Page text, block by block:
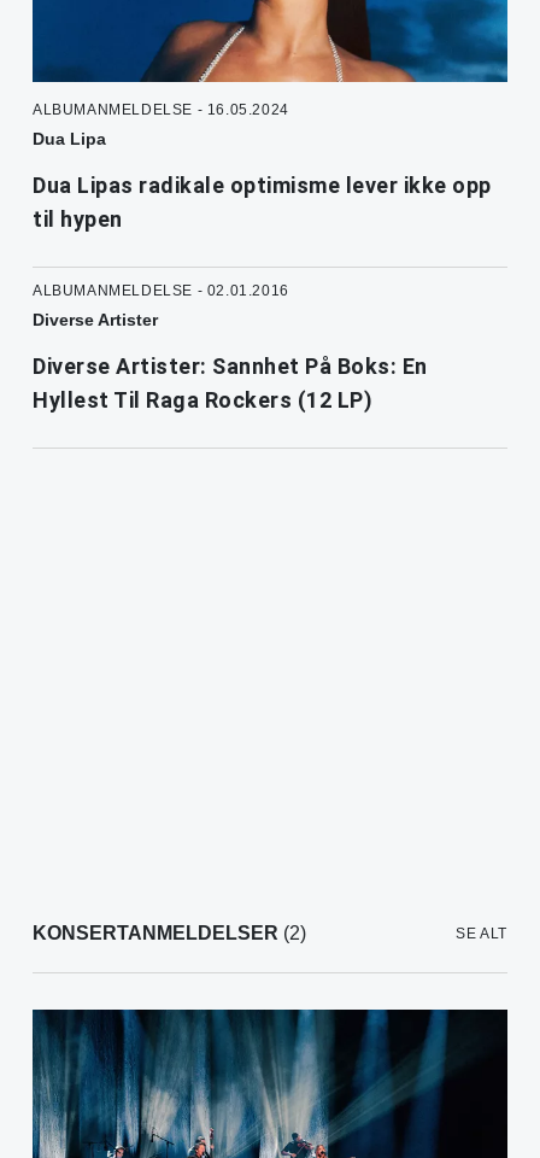
ALBUMANMELDELSE - 16.05.2024
Dua Lipa
Dua Lipas radikale optimisme lever ikke opp
til hypen
ALBUMANMELDELSE - 02.01.2016
Diverse Artister
Diverse Artister: Sannhet På Boks: En
Hyllest Til Raga Rockers (12 LP)
KONSERTANMELDELSER (2) SE ALT